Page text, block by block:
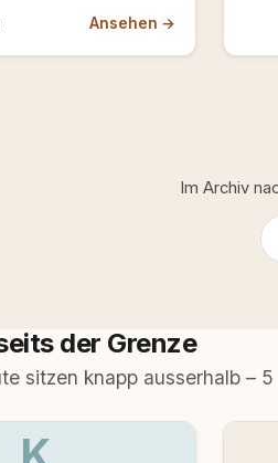
Ansehen →
Im Archiv
der Grenze
sitzen knapp ausserhalb –